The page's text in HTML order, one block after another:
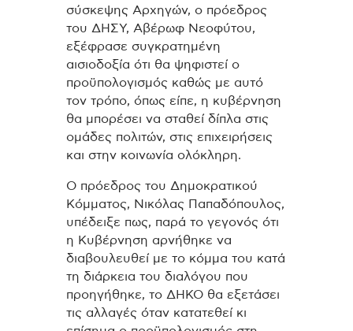
σύσκεψης Αρχηγών, ο πρόεδρος
του ΔΗΣΥ, Αβέρωφ Νεοφύτου,
εξέφρασε συγκρατημένη
αισιοδοξία ότι θα ψηφιστεί ο
προϋπολογισμός καθώς με αυτό
τον τρόπο, όπως είπε, η κυβέρνηση
θα μπορέσει να σταθεί δίπλα στις
ομάδες πολιτών, στις επιχειρήσεις
και στην κοινωνία ολόκληρη.
Ο πρόεδρος του Δημοκρατικού
Κόμματος, Νικόλας Παπαδόπουλος,
υπέδειξε πως, παρά το γεγονός ότι
η Κυβέρνηση αρνήθηκε να
διαβουλευθεί με το κόμμα του κατά
τη διάρκεια του διαλόγου που
προηγήθηκε, το ΔΗΚΟ θα εξετάσει
τις αλλαγές όταν κατατεθεί κι